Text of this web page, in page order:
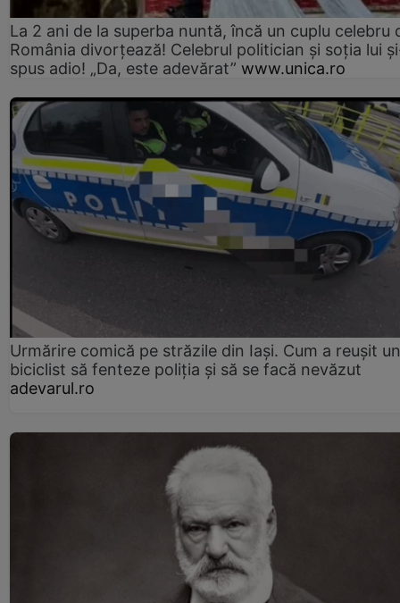
La 2 ani de la superba nuntă, încă un cuplu celebru
România divorțează! Celebrul politician și soția lui
spus adio! „Da, este adevărat” www.unica.ro
Urmărire comică pe străzile din Iași. Cum a reușit un
biciclist să fenteze poliția și să se facă nevăzut
adevarul.ro